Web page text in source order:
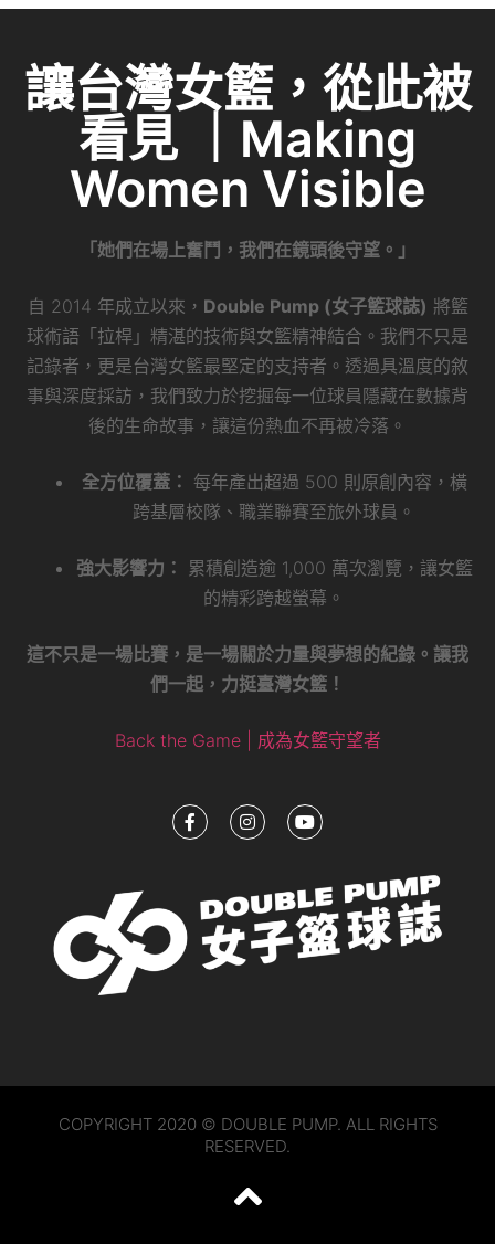
e
b
o
o
k
er l
h
at
e
dI
n
讓台灣女籃，從此被
看見 ｜Making
Women Visible
「她們在場上奮鬥，我們在鏡頭後守望。」
自 2014 年成立以來， Double Pump (女子籃球誌) 將籃
球術語「拉桿」精湛的技術與女籃精神結合。我們不只是
記錄者，更是台灣女籃最堅定的支持者。透過具溫度的敘
事與深度採訪，我們致力於挖掘每一位球員隱藏在數據背
後的生命故事，讓這份熱血不再被冷落。
全方位覆蓋： 每年產出超過 500 則原創內容，橫
跨基層校隊、職業聯賽至旅外球員。
強大影響力：
累積創造逾 1,000 萬次瀏覽，讓女籃
的精彩跨越螢幕。
這不只是一場比賽，是一場關於力量與夢想的紀錄。讓我
們一起，力挺臺灣女籃！
Back the Game | 成為女籃守望者
COPYRIGHT 2020 © DOUBLE PUMP. ALL RIGHTS
RESERVED.